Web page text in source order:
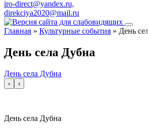
iro-direct@yandex.ru,
direkciya2020@mail.ru
Главная » Культурные события » День
День села Дубна
День села Дубна
‹ ›
День села Дубна